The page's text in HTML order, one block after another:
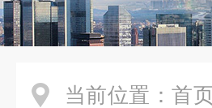
当前位置： 首